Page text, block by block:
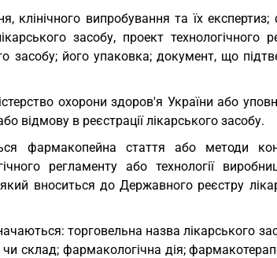
клінічного випробування та їх
засобу, проект технологічного
засобу; його упаковка; документ, що
охорони здоров'я України або
відмову в реєстрації лікарського засобу.
фармакопейна стаття або методи
регламенту або технології
вноситься до Державного реєстру
торговельна назва лікарського
склад; фармакологічна дія;